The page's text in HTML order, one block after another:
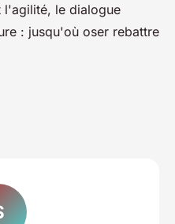
l'agilité, le dialogue
: jusqu'où oser rebattre